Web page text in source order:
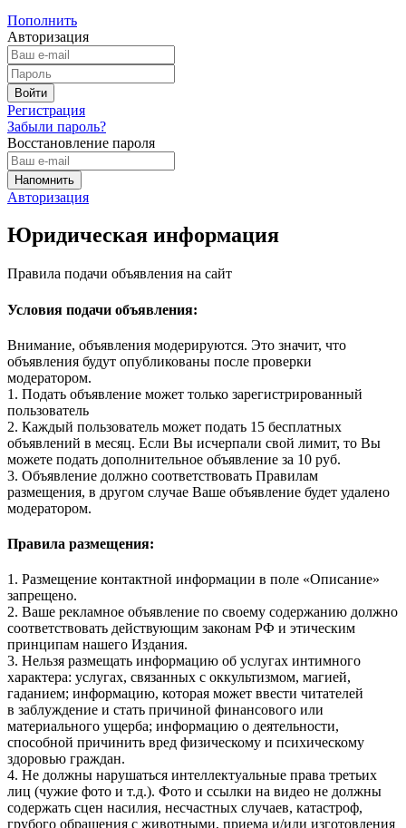
Пополнить
Авторизация
Регистрация
Забыли пароль?
Восстановление пароля
Авторизация
Юридическая информация
Правила подачи объявления на сайт
Условия подачи объявления:
Внимание, объявления модерируются. Это значит, что
объявления будут опубликованы после проверки
модератором.
1. Подать объявление может только зарегистрированный
пользователь
2. Каждый пользователь может подать 15 бесплатных
объявлений в месяц. Если Вы исчерпали свой лимит, то Вы
можете подать дополнительное объявление за 10 руб.
3. Объявление должно соответствовать Правилам
размещения, в другом случае Ваше объявление будет удалено
модератором.
Правила размещения:
1. Размещение контактной информации в поле «Описание»
запрещено.
2. Ваше рекламное объявление по своему содержанию должно
соответствовать действующим законам РФ и этическим
принципам нашего Издания.
3. Нельзя размещать информацию об услугах интимного
характера: услугах, связанных с оккультизмом, магией,
гаданием; информацию, которая может ввести читателей
в заблуждение и стать причиной финансового или
материального ущерба; информацию о деятельности,
способной причинить вред физическому и психическому
здоровью граждан.
4. Не должны нарушаться интеллектуальные права третьих
лиц (чужие фото и т.д.). Фото и ссылки на видео не должны
содержать сцен насилия, несчастных случаев, катастроф,
грубого обращения с животными, приема и/или изготовления